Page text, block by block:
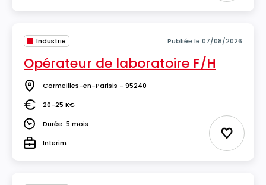
Industrie Publiée le 07/08/2026
Opérateur de laboratoire F/H
Lieu Cormeilles-en-Parisis - 95240
Salaire20-25 K€
DuréeDurée: 5 mois
TypeInterim Ajouter